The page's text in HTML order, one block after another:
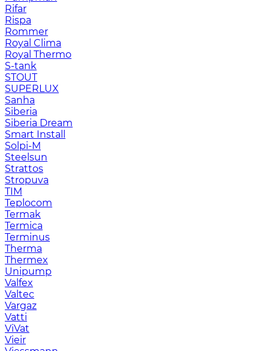
Rifar
Rispa
Rommer
Royal Clima
Royal Thermo
S-tank
STOUT
SUPERLUX
Sanha
Siberia
Siberia Dream
Smart Install
Solpi-M
Steelsun
Strattos
Stropuva
TIM
Teplocom
Termak
Termica
Terminus
Therma
Thermex
Unipump
Valfex
Valtec
Vargaz
Vatti
ViVat
Vieir